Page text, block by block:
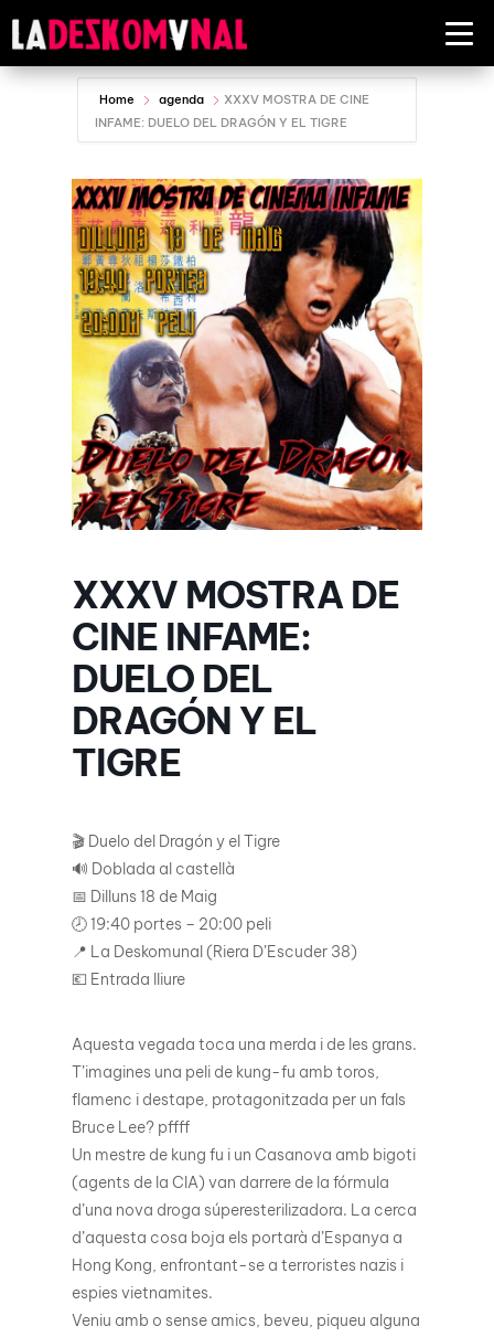
Home agenda
XXXV MOSTRA DE CINE
INFAME: DUELO DEL DRAGÓN Y EL TIGRE
XXXV MOSTRA DE
CINE INFAME:
DUELO DEL
DRAGÓN Y EL
TIGRE
🎬 Duelo del Dragón y el Tigre
🔊 Doblada al castellà
📅 Dilluns 18 de Maig
🕗 19:40 portes – 20:00 peli
📍 La Deskomunal (Riera D’Escuder 38)
💶 Entrada lliure
Aquesta vegada toca una merda i de les grans.
T’imagines una peli de kung-fu amb toros,
flamenc i destape, protagonitzada per un fals
Bruce Lee? pffff
Un mestre de kung fu i un Casanova amb bigoti
(agents de la CIA) van darrere de la fórmula
d’una nova droga súperesterilizadora. La cerca
d’aquesta cosa boja els portarà d’Espanya a
Hong Kong, enfrontant-se a terroristes nazis i
espies vietnamites.
Veniu amb o sense amics, beveu, piqueu alguna